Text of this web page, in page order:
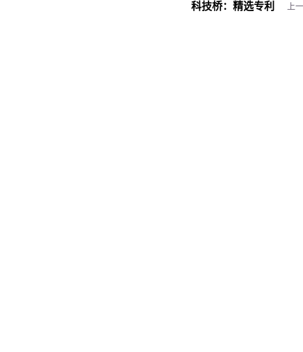
科技桥： 精选专利 上